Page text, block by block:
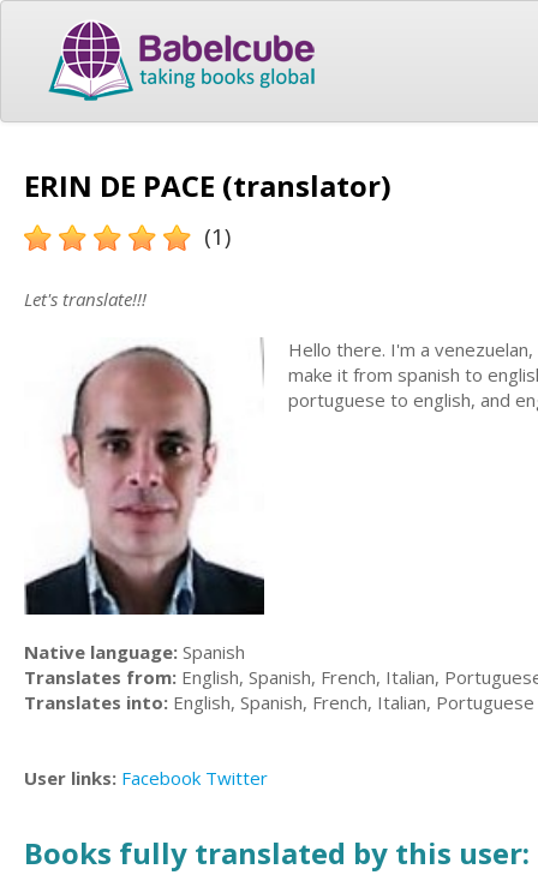
ERIN DE PACE (translator)
(1)
Let's translate!!!
Hello there. I'm a
make it from spanish to
portuguese to english, and
Native language: Spanish
Translates from: English, Spanish, French, Italian,
Translates into: English, Spanish, French, Italian, Portuguese
User links: Facebook Twitter
Books fully translated by this user: